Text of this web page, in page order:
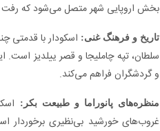
بخش اروپایی شهر متصل می‌شود که رفت و
تاریخ و فرهنگ غنی: اسکودار با قدمتی
سلطان، تپه چاملیجا و قصر ییلدیز
و گردشگران فراهم می‌کند.
منظره‌های پانوراما و طبیعت بکر:
غروب‌های خورشید بی‌نظیری